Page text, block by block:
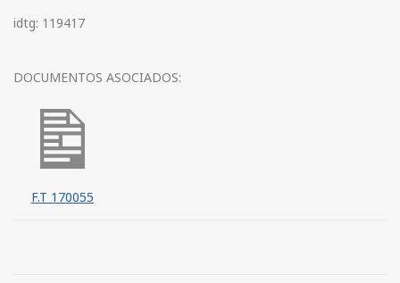
idtg: 119417
DOCUMENTOS ASOCIADOS:
F.T 170055